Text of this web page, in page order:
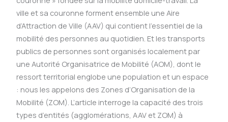
ville et sa couronne forment ensemble une Aire
d’Attraction de Ville (AAV) qui contient l’essentiel de la
mobilité des personnes au quotidien. Et les transports
publics de personnes sont organisés localement par
une Autorité Organisatrice de Mobilité (AOM), dont le
ressort territorial englobe une population et un espace
: nous les appelons des Zones d’Organisation de la
Mobilité (ZOM). L’article interroge la capacité des trois
types d’entités (agglomérations, AAV et ZOM) à